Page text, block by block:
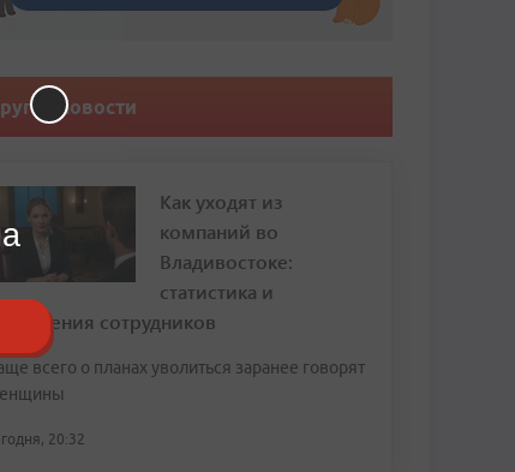
новости
Как уходят из
компаний во
Владивостоке:
статистика и
сотрудников
всего о планах уволиться заранее говорят
20:32